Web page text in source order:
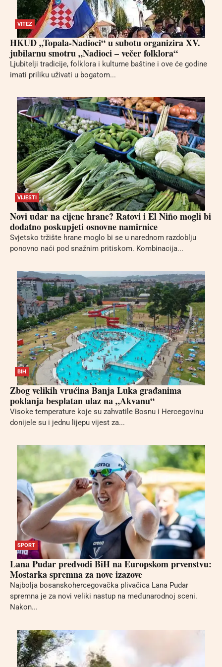
VITEZ
HKUD „Topala-Nadioci“ u subotu organizira XV.
jubilarnu smotru „Nadioci – večer folklora“
Ljubitelji tradicije, folklora i kulturne baštine i ove će godine
imati priliku uživati u bogatom...
VIJESTI
Novi udar na cijene hrane? Ratovi i El Niño mogli bi
dodatno poskupjeti osnovne namirnice
Svjetsko tržište hrane moglo bi se u narednom razdoblju
ponovno naći pod snažnim pritiskom. Kombinacija...
BIH
Zbog velikih vrućina Banja Luka građanima
poklanja besplatan ulaz na „Akvanu“
Visoke temperature koje su zahvatile Bosnu i Hercegovinu
donijele su i jednu lijepu vijest za...
SPORT
Lana Pudar predvodi BiH na Europskom prvenstvu:
Mostarka spremna za nove izazove
Najbolja bosanskohercegovačka plivačica Lana Pudar
spremna je za novi veliki nastup na međunarodnoj sceni.
Nakon...